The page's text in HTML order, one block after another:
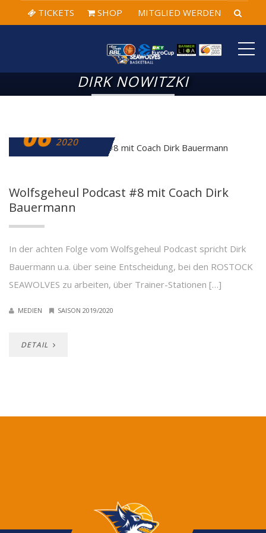
TICKETS SHOP MITGLIED WERDEN
DIRK NOWITZKI
06 2020
Wolfsgeheul Podcast #8 mit Coach Dirk
Bauermann
In der achten Folge vom Wolfsgeheul Podcast spricht Dirk
Bauermann u.a. über seine Entscheidung, bei den ROSTOCK
SEAWOLVES zu arbeiten, über Trainer-Stationen […]
MEDIEN SAISON 2019/2020
DETAIL